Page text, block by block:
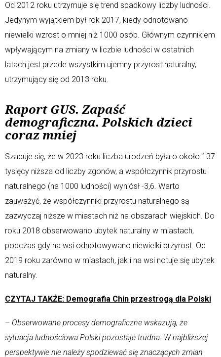
Od 2012 roku utrzymuje się trend spadkowy liczby ludności.
Jedynym wyjątkiem był rok 2017, kiedy odnotowano
niewielki wzrost o mniej niż 1000 osób. Głównym czynnikiem
wpływającym na zmiany w liczbie ludności w ostatnich
latach jest przede wszystkim ujemny przyrost naturalny,
utrzymujący się od 2013 roku.
Raport GUS. Zapaść
demograficzna. Polskich dzieci
coraz mniej
Szacuje się, że w 2023 roku liczba urodzeń była o około 137
tysięcy niższa od liczby zgonów, a współczynnik przyrostu
naturalnego (na 1000 ludności) wyniósł -3,6. Warto
zauważyć, że współczynniki przyrostu naturalnego są
zazwyczaj niższe w miastach niż na obszarach wiejskich. Do
roku 2018 obserwowano ubytek naturalny w miastach,
podczas gdy na wsi odnotowywano niewielki przyrost. Od
2019 roku zarówno w miastach, jak i na wsi notuje się ubytek
naturalny.
CZYTAJ TAKŻE: Demografia Chin przestrogą dla Polski
– Obserwowane procesy demograficzne wskazują, że
sytuacja ludnościowa Polski pozostaje trudna. W najbliższej
perspektywie nie należy spodziewać się znaczących zmian